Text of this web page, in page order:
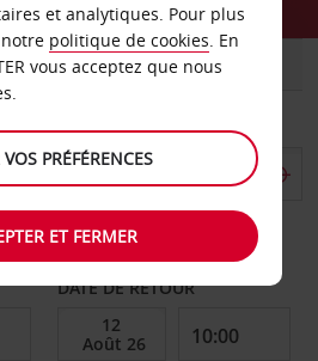
UTILITAIRE
agence de retour
DATE DE RETOUR
et analytiques. Pour plus
politique de cookies. En
vous acceptez que nous
VOS PRÉFÉRENCES
ET FERMER